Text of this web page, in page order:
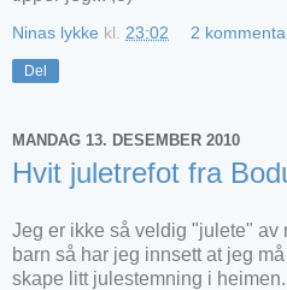
Ninas lykke kl. 23:02 2
Del
MANDAG 13. DESEMBER 2010
Hvit juletrefot fra
Jeg er ikke så veldig "julete" av
barn så har jeg innsett at jeg
skape litt julestemning i